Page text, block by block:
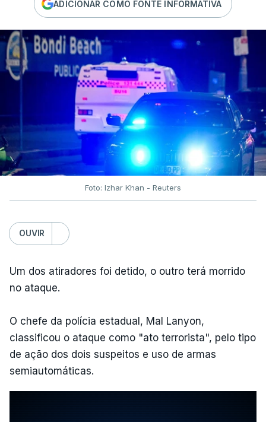
ADICIONAR COMO FONTE INFORMATIVA
Foto: Izhar Khan - Reuters
OUVIR
Um dos atiradores foi detido, o outro terá morrido
no ataque.
O chefe da polícia estadual, Mal Lanyon,
classificou o ataque como "ato terrorista", pelo tipo
de ação dos dois suspeitos e uso de armas
semiautomáticas.